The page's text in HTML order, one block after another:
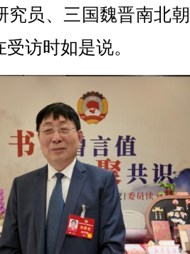
究员、三国魏晋南北
访时如是说。